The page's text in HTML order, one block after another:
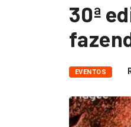
30ª
EVENTOS